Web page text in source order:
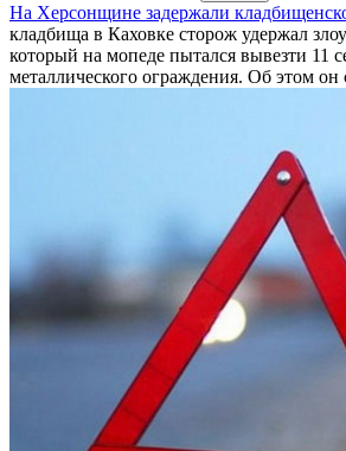
На Херсонщине задержали
кладбища в Каховке сторож удержал
который на мопеде пытался вывезти 11
металлического ограждения. Об этом